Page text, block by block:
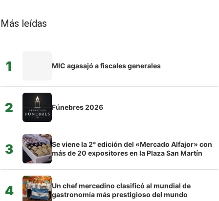
Más leídas
1 MIC agasajó a fiscales generales
2 Fúnebres 2026
3
Se viene la 2° edición del «Mercado Alfajor» con
más de 20 expositores en la Plaza San Martín
4
Un chef mercedino clasificó al mundial de
gastronomía más prestigioso del mundo